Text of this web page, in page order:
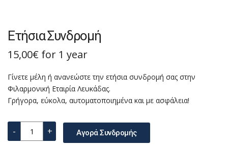
Ετήσια Συνδρομή
15,00€ for 1 year
Γίνετε μέλη ή ανανεώστε την ετήσια συνδρομή σας στην
Φιλαρμονική Εταιρία Λευκάδας.
Γρήγορα, εύκολα, αυτοματοποιημένα και με ασφάλεια!
- + Αγορά Συνδρομής